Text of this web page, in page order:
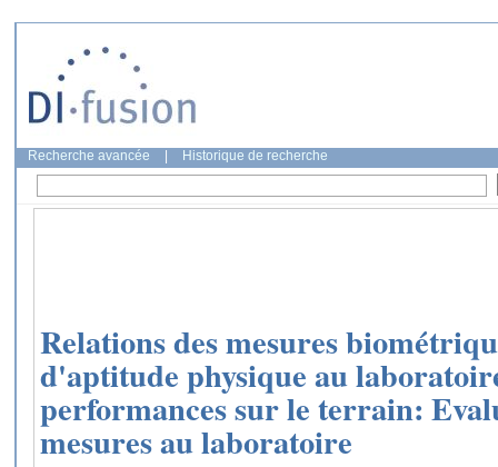
Recherche avancée Historique de recherche
Relations des mesures
d'aptitude physique au
performances sur le terrain:
mesures au laboratoire